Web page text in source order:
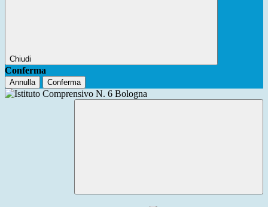
Chiudi
Conferma
Annulla Conferma